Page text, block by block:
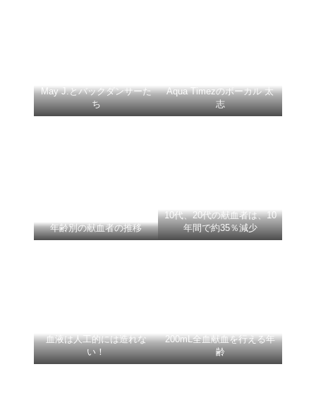
May J.とバックダンサーた
ち
Aqua Timezのボーカル 太
志
年齢別の献血者の推移
10代、20代の献血者は、10
年間で約35％減少
血液は人工的には造れな
い！
200mL全血献血を行える年
齢